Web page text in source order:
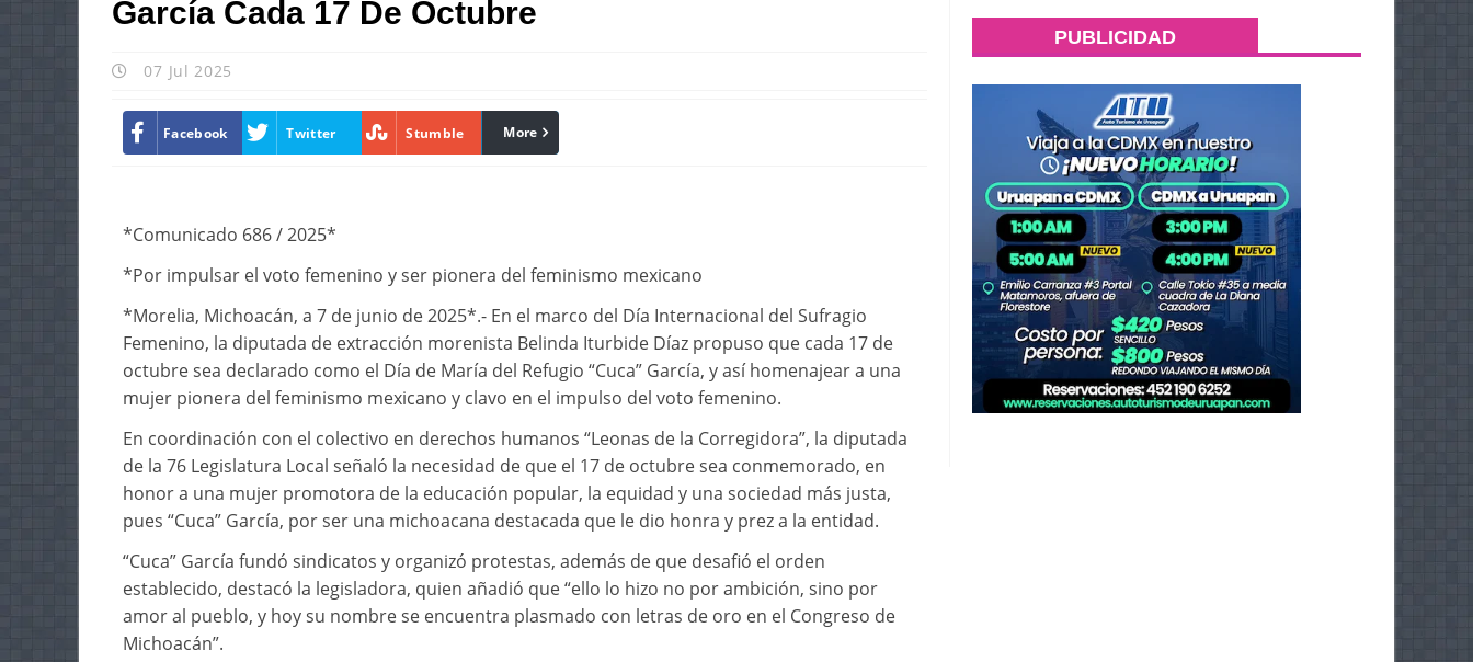
García Cada 17 De Octubre
07 Jul 2025
Facebook Twitter Stumble linkedin
More
*Comunicado 686 / 2025*
*Por impulsar el voto femenino y ser pionera del feminismo mexicano
*Morelia, Michoacán, a 7 de junio de 2025*.- En el marco del Día Internacional del Sufragio
Femenino, la diputada de extracción morenista Belinda Iturbide Díaz propuso que cada 17 de
octubre sea declarado como el Día de María del Refugio “Cuca” García, y así homenajear a una
mujer pionera del feminismo mexicano y clavo en el impulso del voto femenino.
En coordinación con el colectivo en derechos humanos “Leonas de la Corregidora”, la diputada
de la 76 Legislatura Local señaló la necesidad de que el 17 de octubre sea conmemorado, en
honor a una mujer promotora de la educación popular, la equidad y una sociedad más justa,
pues “Cuca” García, por ser una michoacana destacada que le dio honra y prez a la entidad.
“Cuca” García fundó sindicatos y organizó protestas, además de que desafió el orden
establecido, destacó la legisladora, quien añadió que “ello lo hizo no por ambición, sino por
amor al pueblo, y hoy su nombre se encuentra plasmado con letras de oro en el Congreso de
Michoacán”.
PUBLICIDAD